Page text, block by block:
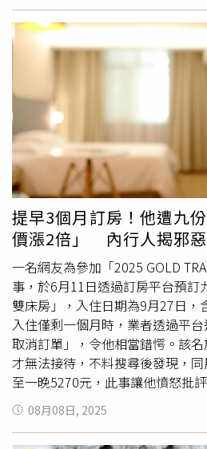
唱會門票交易專頁張貼販售資訊
傑、告五人，以及韓團 BABY
演唱會門票。待粉絲上鉤後，他
款」功能，成功取得預約代碼與認
款，而受害人直到拿不到票才驚
時身上只剩18元。（翻攝照片／
楊嫌隨即展開徒步環島計畫，自2
著「19歲走路環島，求贊助」背
贓款花費在吃喝玩樂上，開心參加
至要求買家直接將款項匯入民宿帳
而民宿業者帳戶也遭警示。高雄
第二隊獲報後，初步清查全台至少
額約90萬元。由於楊嫌行蹤飄忽
版，警方直到7月底才掌握他現身
隨即上前逮捕。當時他幾乎已將
一杯飲料果腹，身上僅剩18元。
支，發現仍有潛在被害人與楊嫌
斷，避免更多人受騙。全案依加
署，經檢察官聲請羈押，獲屏東
提早3個月訂房！他遭九
價漲2倍」 內行人揭邪
一名網友為參加「2025 GOLD
事，於6月11日透過訂房平台預訂
雙床房」，入住日期為9月27日，
入住僅剩一個月時，業者透過平
取消訂單」，令他相當錯愕。該
才無法接待，不料搜尋後發現，
至一晚5270元，此事讓他憤怒批
貼文曝光後引發網友不滿，不少
也是遇到這種想加價的民宿，我
周後因為訂金是長輩處理，後來
08月08日, 2025